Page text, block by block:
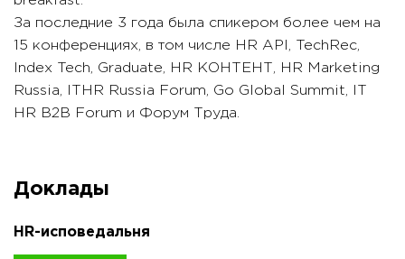
За последние 3 года была спикером более чем на
15 конференциях, в том числе HR API, TechRec,
Index Tech, Graduate, HR КОНТЕНТ, HR Marketing
Russia, ITHR Russia Forum, Go Global Summit, IT
HR B2B Forum и Форум Труда.
Доклады
HR-исповедальня